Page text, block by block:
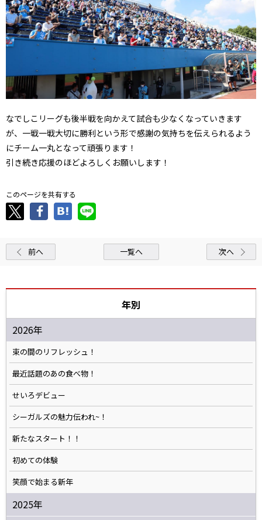
なでしこリーグも後半戦を向かえて試合も少なくなっていきます
が、一戦一戦大切に勝利という形で感謝の気持ちを伝えられるよう
にチーム一丸となって頑張ります！
引き続き応援のほどよろしくお願いします！
このページを共有する
前へ 一覧へ 次へ
年別
2026年
束の間のリフレッシュ！
最近話題のあの食べ物！
せいろデビュー
シーガルズの魅力伝われ~！
新たなスタート！！
初めての体験
笑顔で始まる新年
2025年